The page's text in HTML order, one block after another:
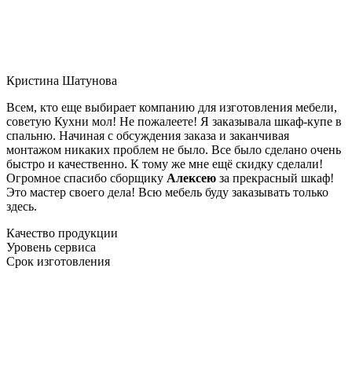
Кристина Шатунова
Всем, кто еще выбирает компанию для изготовления мебели,
советую Кухни мол! Не пожалеете! Я заказывала шкаф-купе в
спальню. Начиная с обсуждения заказа и заканчивая
монтажом никаких проблем не было. Все было сделано очень
быстро и качественно. К тому же мне ещё скидку сделали!
Огромное спасибо сборщику Алексею за прекрасный шкаф!
Это мастер своего дела! Всю мебель буду заказывать только
здесь.
Качество продукции
Уровень сервиса
Срок изготовления